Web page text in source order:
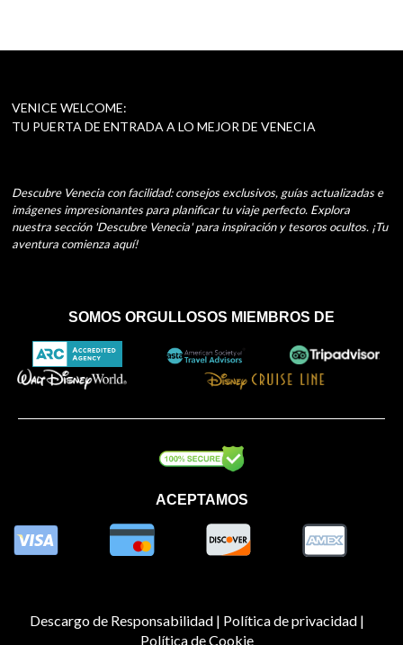
VENICE WELCOME:
TU PUERTA DE ENTRADA A LO MEJOR DE VENECIA
Descubre Venecia con facilidad: consejos exclusivos, guías actualizadas e
imágenes impresionantes para planificar tu viaje perfecto. Explora
nuestra sección 'Descubre Venecia' para inspiración y tesoros ocultos. ¡Tu
aventura comienza aquí!
SOMOS ORGULLOSOS MIEMBROS DE
ACEPTAMOS
Descargo de Responsabilidad | Política de privacidad |
Política de Cookie